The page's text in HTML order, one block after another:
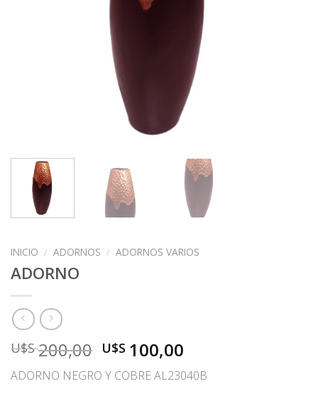
INICIO / ADORNOS / ADORNOS VARIOS
ADORNO
U$S200,00 El
precio
original
U$S 100,00
precio
actual
ADORNO NEGRO Y COBRE AL23040B